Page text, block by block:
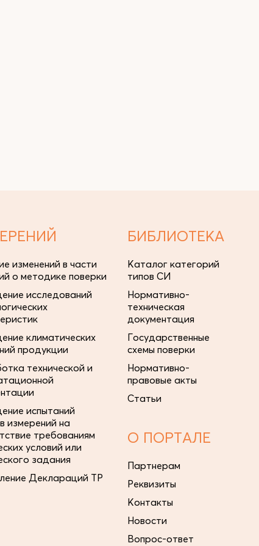
изменений в части
о методике поверки
исследований
климатических
продукции
технической и
испытаний
измерений на
требованиям
условий или
задания
Деклараций ТР
БИБЛИОТЕКА
Каталог категорий
типов СИ
Нормативно-
техническая
документация
Государственные
схемы поверки
Нормативно-
правовые акты
Статьи
О ПОРТАЛЕ
Партнерам
Реквизиты
Контакты
Новости
Вопрос-ответ